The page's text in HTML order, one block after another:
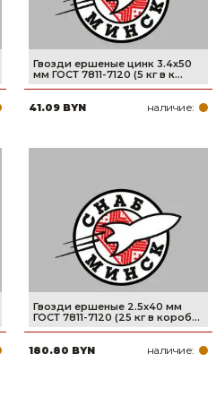
Гвозди ершеные цинк 3.4х50
мм ГОСТ 7811-7120 (5 кг в к...
41.09 BYN наличие:
Гвозди ершеные 2.5х40 мм
ГОСТ 7811-7120 (25 кг в короб...
180.80 BYN наличие: